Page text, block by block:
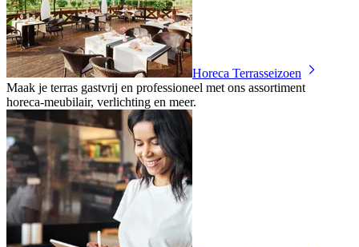
Horeca Terrasseizoen
Maak je terras gastvrij en professioneel met ons assortiment
horeca‑meubilair, verlichting en meer.